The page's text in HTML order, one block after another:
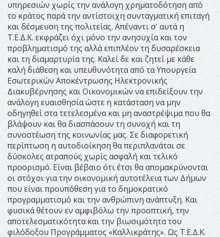
υπηρεσιών χωρίς την ανάλογη χρηματοδότηση από
το κράτος παρά την αντίστοιχη συνταγματική επιταγή
και δέσμευση της πολιτείας. Απέναντι σ' αυτά η
Τ.Ε.Δ.Κ. εκφράζει όχι μόνο την ανησυχία και τον
προβληματισμό της αλλά επιπλέον τη δυσαρέσκεια
και τη διαμαρτυρία της. Καλεί δε και ζητεί με κάθε
καλή διάθεση και υπευθυνότητα από τα Υπουργεία
Εσωτερικών Αποκέντρωσης Ηλεκτρονικής
Διακυβέρνησης και Οικονομικών να επιδείξουν την
ανάλογη ευαισθησία ώστε η κατάσταση να μην
οδηγηθεί στα τετελεσμένα και μη αναστρέψιμα που θα
βλάψουν και θα διασπάσουν τη συνοχή και τη
συνοστέωση της κοινωνίας μας. Σε διαφορετική
περίπτωση η αυτοδιοίκηση θα περιπλανάται σε
δύσκολες ατραπούς χωρίς ασφαλή και τελικό
προορισμό. Είναι βέβαιο ότι έτσι θα απομακρύνονται
οι στόχοι για την οικονομική αυτοτέλεια των Δήμων
που είναι προϋπόθεση για το δημοκρατικό
προγραμματισμό και την ανθρώπινη ανάπτυξη. Και
φυσικά θέτουν εν αμφιβόλω την προοπτική, την
αποτελεσματικότητα και την βιωσιμότητα του
φιλόδοξου Προγράμματος «Καλλικράτης». Ως Τ.Ε.Δ.Κ.